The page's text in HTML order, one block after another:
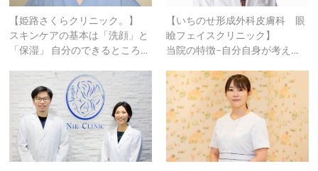
【姫路さくらクリニック。】
スキンケアの基本は「洗顔」と
「保湿」 自分のできるところ…
【いちのせ形成外科皮膚科 眼
瞼フェイスクリニック】
当院の特徴-自分自身が考え…